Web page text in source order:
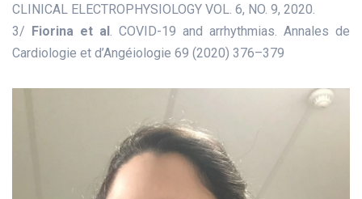
CLINICAL ELECTROPHYSIOLOGY VOL. 6, NO. 9, 2020.
3/ Fiorina et al . COVID-19 and arrhythmias. Annales de
Cardiologie et d’Angéiologie 69 (2020) 376–379